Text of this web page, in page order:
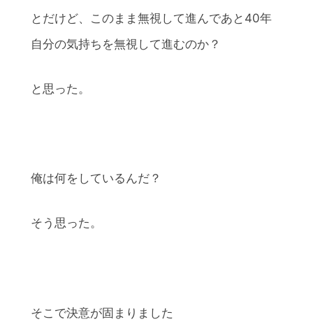
とだけど、このまま無視して進んであと40年
自分の気持ちを無視して進むのか？
と思った。
俺は何をしているんだ？
そう思った。
そこで決意が固まりました